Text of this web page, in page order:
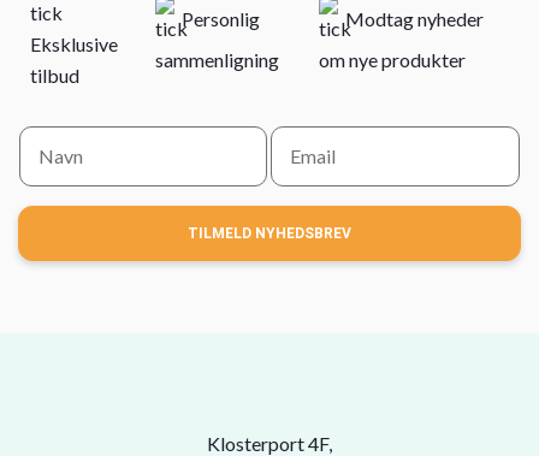
Eksklusive
tilbud
Personlig
sammenligning
Modtag nyheder
om nye produkter
TILMELD NYHEDSBREV
Klosterport 4F,